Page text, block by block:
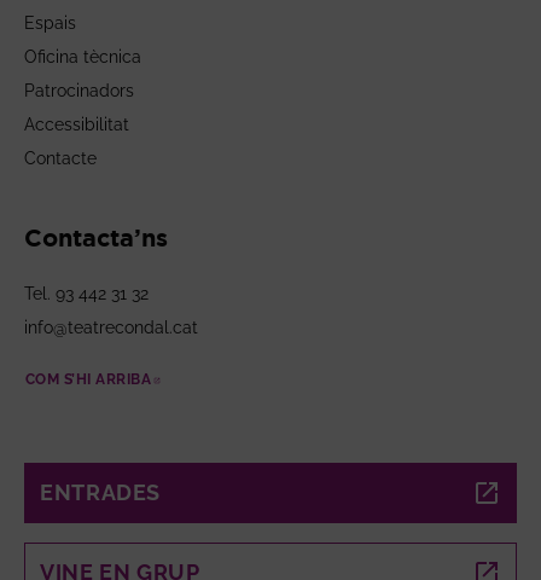
Espais
Oficina tècnica
Patrocinadors
Accessibilitat
Contacte
Contacta’ns
Tel. 93 442 31 32
info@teatrecondal.cat
COM S’HI ARRIBA
ENTRADES
VINE EN GRUP